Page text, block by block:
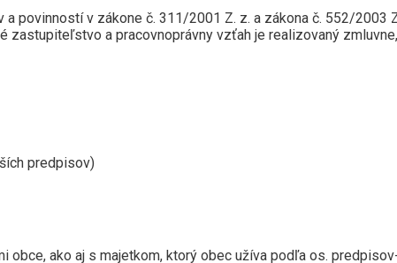
povinností v zákone č. 311/2001 Z. z. a zákona č. 552/2003
zastupiteľstvo a pracovnoprávny vzťah je realizovaný
predpisov)
ako aj s majetkom, ktorý obec užíva podľa os.